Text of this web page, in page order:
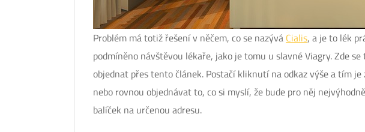
Problém má totiž řešení v něčem, co se nazývá Cialis, a je to lék
podmíněno návštěvou lékaře, jako je tomu u slavné Viagry. Zde
objednat přes tento článek. Postačí kliknutí na odkaz výše a tím
nebo rovnou objednávat to, co si myslí, že bude pro něj
balíček na určenou adresu.